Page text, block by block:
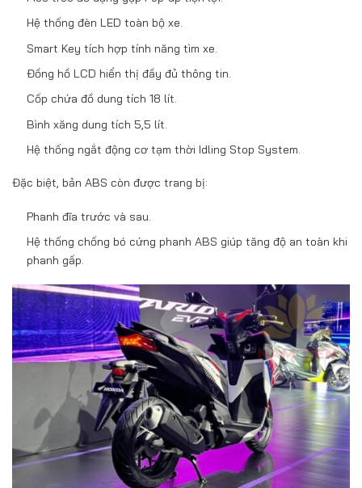
Hệ thống đèn LED toàn bộ xe.
Smart Key tích hợp tính năng tìm xe.
Đồng hồ LCD hiển thị đầy đủ thông tin.
Cốp chứa đồ dung tích 18 lít.
Bình xăng dung tích 5,5 lít.
Hệ thống ngắt động cơ tạm thời Idling Stop System.
Đặc biệt, bản ABS còn được trang bị:
Phanh đĩa trước và sau.
Hệ thống chống bó cứng phanh ABS giúp tăng độ an toàn khi
phanh gấp.